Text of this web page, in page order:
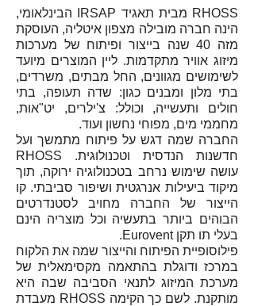
RHOSS מבית תאגיד IRSAP הבינלאומי,
הינה חברה מובילה מצפון איטליה, העוסקת
מזה 40 שנה בייצור ופיתוח של מערכות
מיזוג אוויר מתקדמות. ליין המוצרים מיועד
לשימושים מגוונים, החל מבתים, משרדים,
בתי מלון ומבנים כגון: שדה תעופה, בתי
חולים ותעשייה, וכולל: צ'ילרים, יט"אות,
מחממי מים, מפוחי נחשון ועוד.
החברה שמה דגש על פיתוח מתמשך ועל
חדשנות הנדסית וטכנולוגית. RHOSS
עושה שימוש נרחב בטכנולוגיה ירוקה, תוך
מיקוד ביעילות אנרגטית ושיפור סביבתי. קו
הייצור של החברה מחויב לסטנדרטים
הבוהים ביותר בתעשיה וכל מוצריה הינם
בעלי תו תקן Eurovent.
פילוסופיית הפיתוח והייצור שמה את הלקוח
במרכז ודוגלת בהתאמה מקסימאלית של
מערכת המיזוג לתנאי הסביבה שבה היא
מותקנת. לשם כך הקימה RHOSS מעבדת